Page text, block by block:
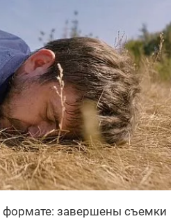
завершены съемки